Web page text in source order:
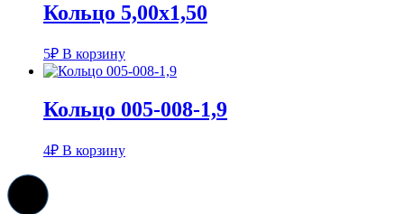
Кольцо 5,00х1,50
5₽ В корзину
Кольцо 005-008-1,9
4₽ В корзину